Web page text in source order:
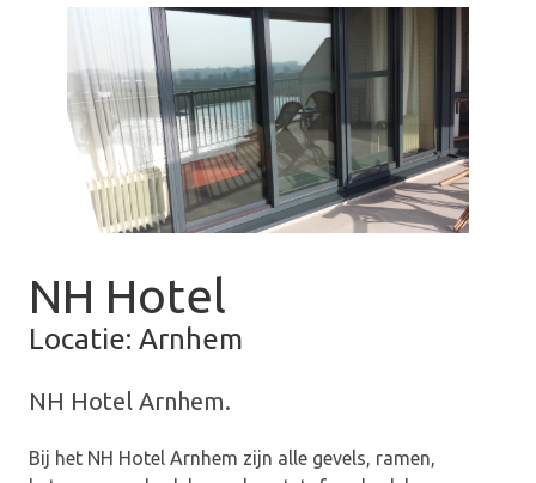
NH Hotel
Locatie: Arnhem
NH Hotel Arnhem.
Bij het NH Hotel Arnhem zijn alle gevels, ramen,